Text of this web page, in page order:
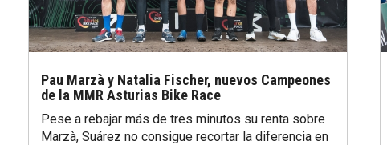
Pau Marzà y Natalia Fischer, nuevos Campeones
de la MMR Asturias Bike Race
Pese a rebajar más de tres minutos su renta sobre
Marzà, Suárez no consigue recortar la diferencia en